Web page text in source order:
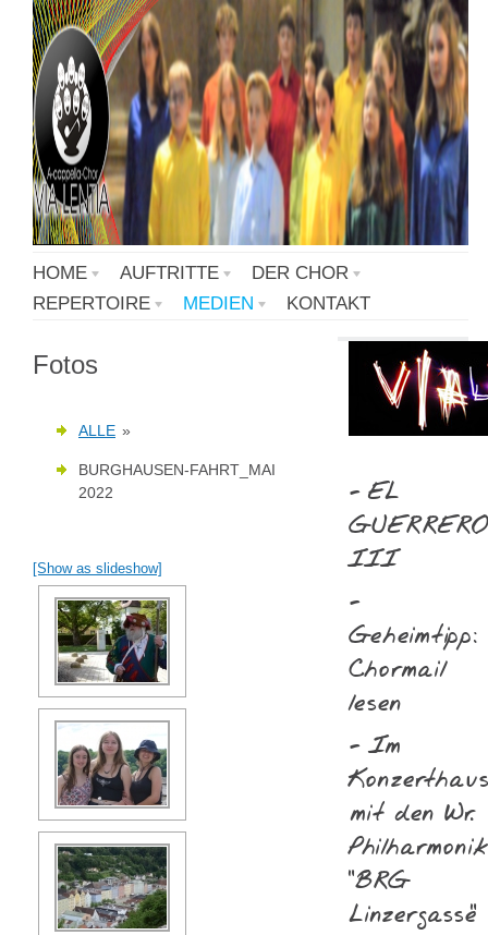
HOME AUFTRITTE
DER CHOR
REPERTOIRE
MEDIEN KONTAKT
Fotos
ALLE »
BURGHAUSEN-FAHRT_MAI
2022
[Show as slideshow]
- EL
GUERRERO
III
-
Geheimtipp:
Chormail
lesen
- Im
Konzerthaus
mit den Wr.
"BRG
Linzergasse"